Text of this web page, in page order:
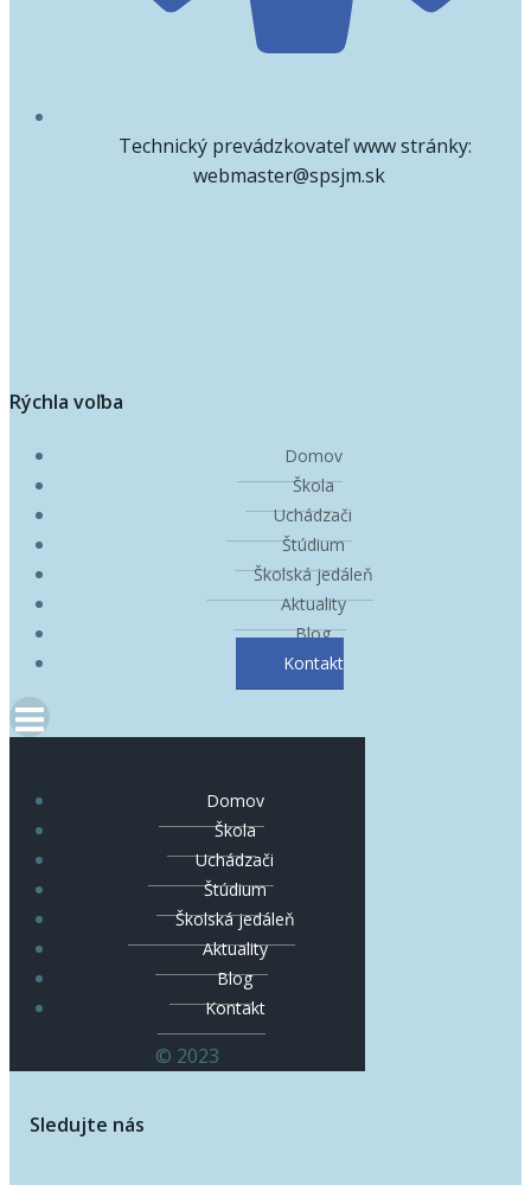
Technický prevádzkovateľ www stránky:
webmaster@spsjm.sk
Rýchla voľba
Domov
Škola
Uchádzači
Štúdium
Školská jedáleň
Aktuality
Blog
Kontakt
Domov
Škola
Uchádzači
Štúdium
Školská jedáleň
Aktuality
Blog
Kontakt
© 2023
Sledujte nás